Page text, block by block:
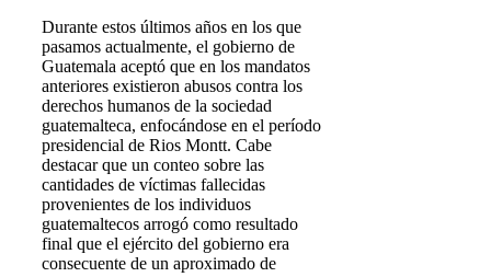
Durante estos últimos años en los que
pasamos actualmente, el gobierno de
Guatemala aceptó que en los mandatos
anteriores existieron abusos contra los
derechos humanos de la sociedad
guatemalteca, enfocándose en el período
presidencial de Rios Montt. Cabe
destacar que un conteo sobre las
cantidades de víctimas fallecidas
provenientes de los individuos
guatemaltecos arrogó como resultado
final que el ejército del gobierno era
consecuente de un aproximado de